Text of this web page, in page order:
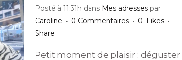
Posté à 11:31h dans Mes adresses par
Caroline
0 Commentaires 0
Likes
Share
Petit moment de plaisir : déguster